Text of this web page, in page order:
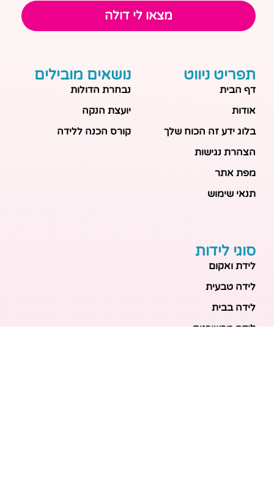
מצאו לי דולה
תפריט ניווט
דף הבית
אודות
בלוג ידע זה הכוח שלך
הצהרת נגישות
מפת אתר
תנאי שימוש
נושאים מובילים
נבחרת הדולות
יועצת הנקה
קורס הכנה ללידה
סוגי לידות
לידת ואקום
לידה טבעית
לידה בבית
לידה מכשירנית